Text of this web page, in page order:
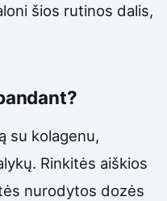
šios rutinos dalis,
su kolagenu,
Rinkitės aiškios
nurodytos dozės